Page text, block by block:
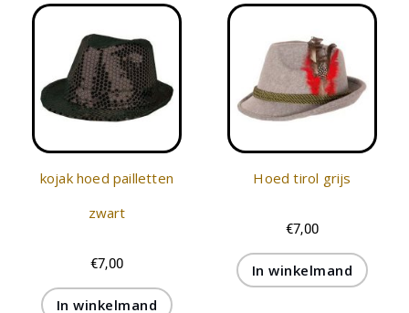
kojak hoed pailletten
zwart
€7,00
In winkelmand
Hoed tirol grijs
€7,00
In winkelmand